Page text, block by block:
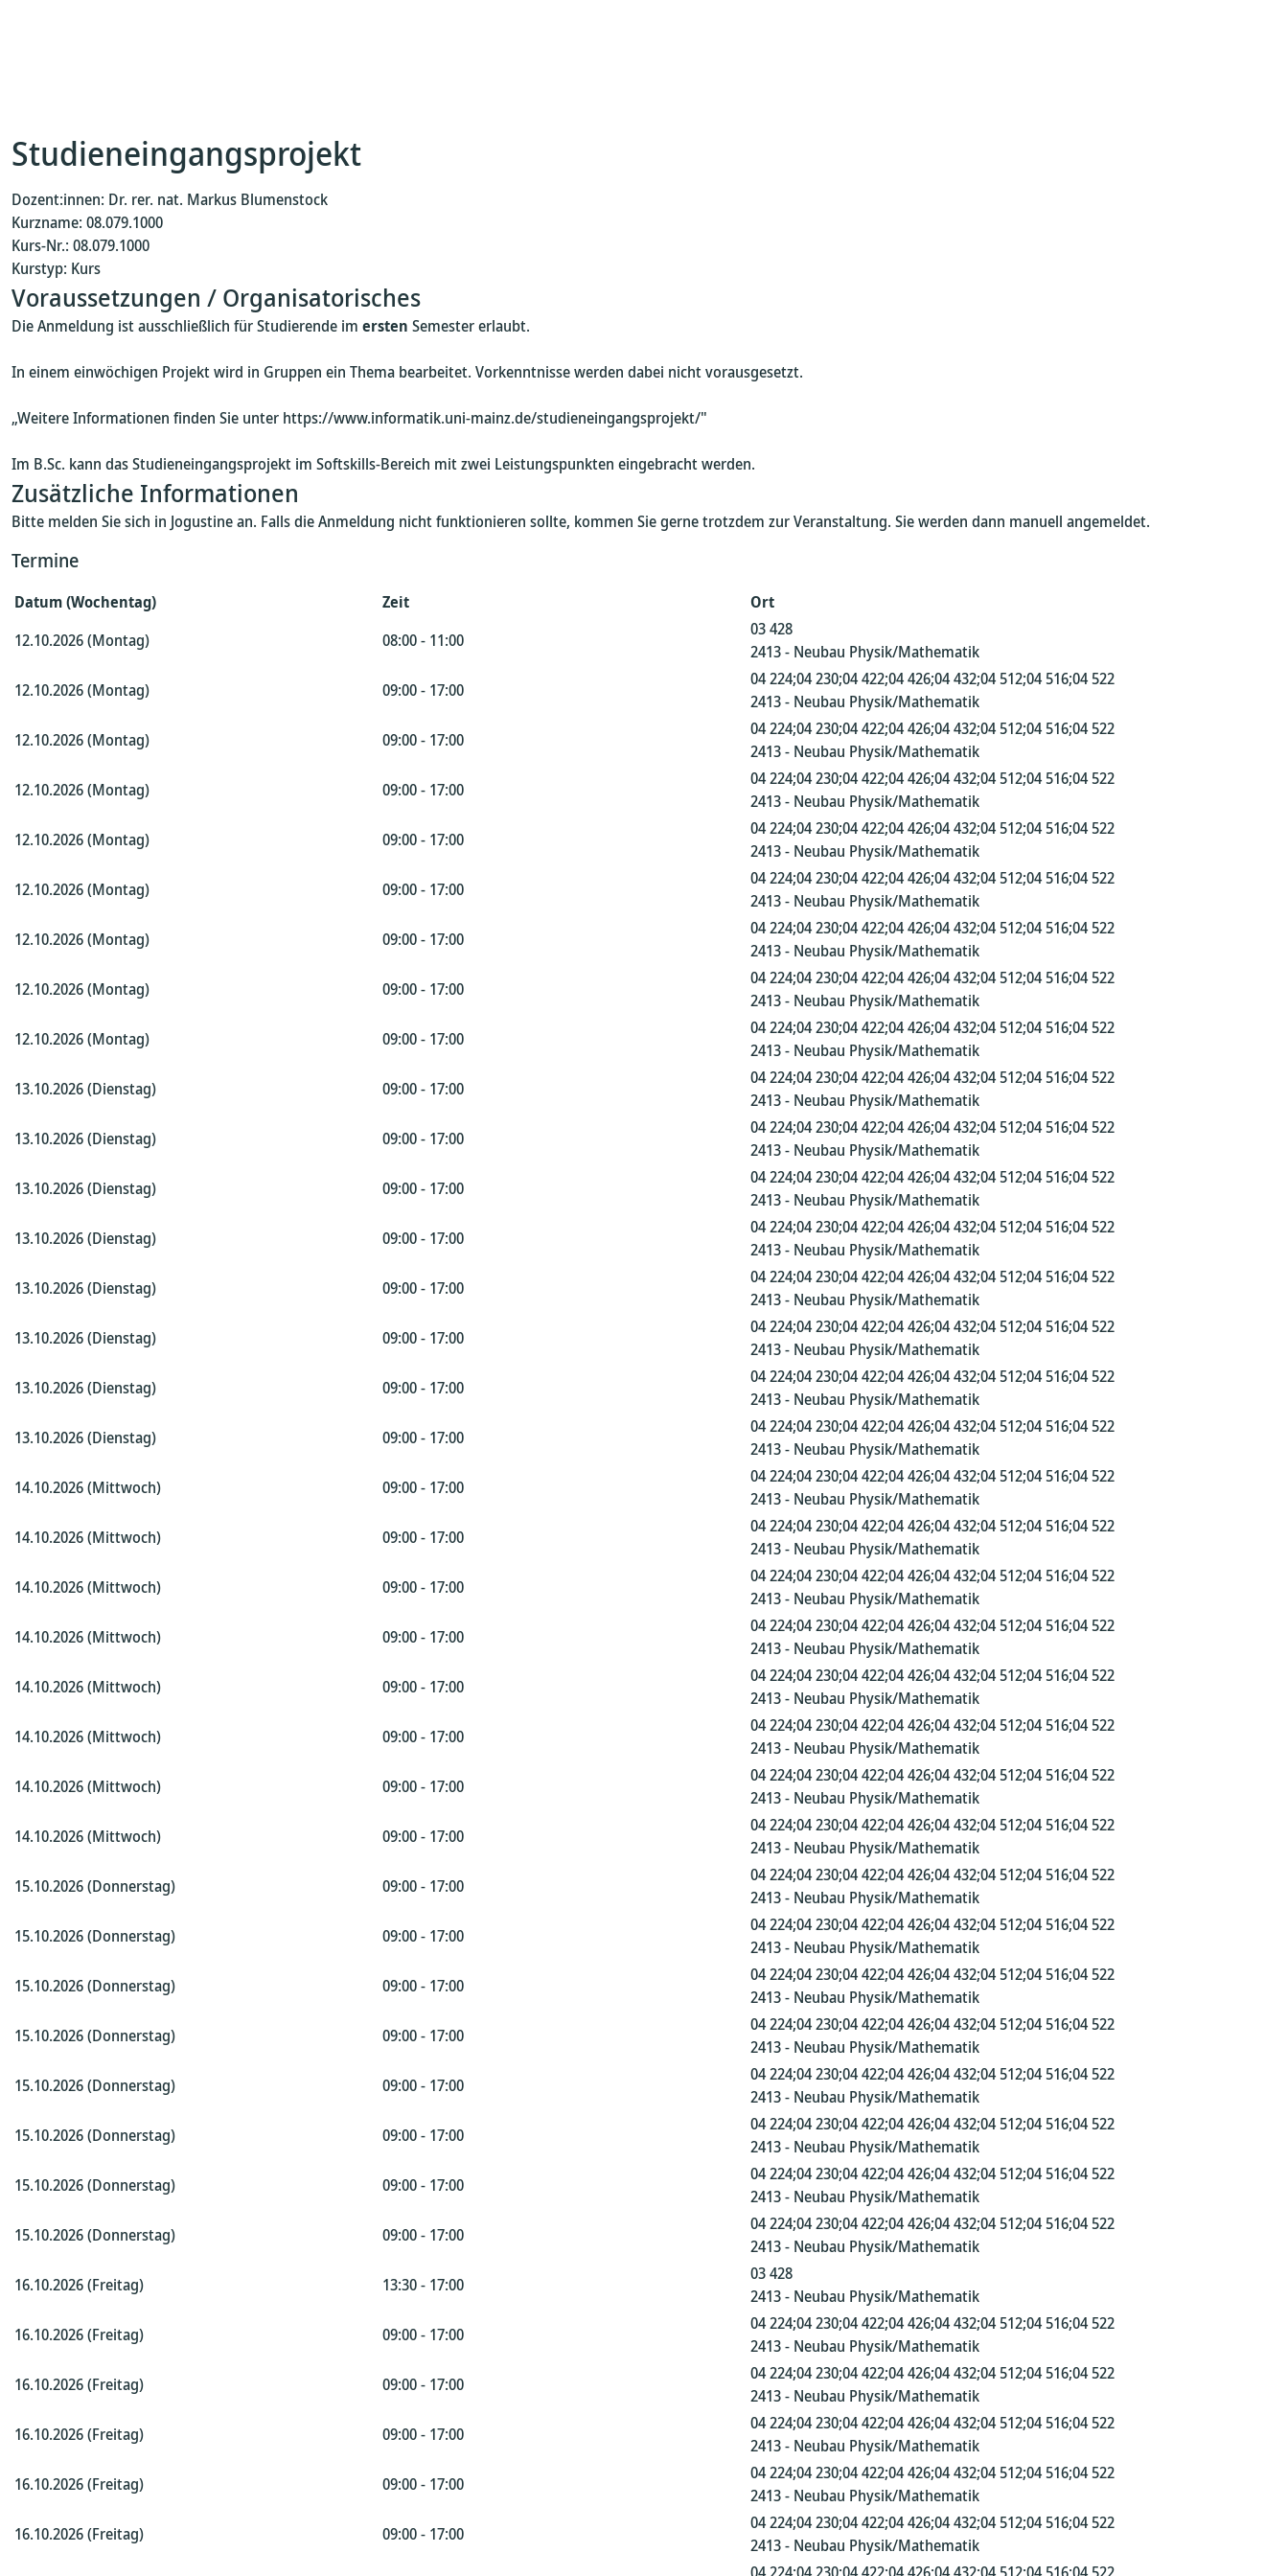
Studieneingangsprojekt
Dozent:innen: Dr. rer. nat. Markus Blumenstock
Kurzname: 08.079.1000
Kurs-Nr.: 08.079.1000
Kurstyp: Kurs
Voraussetzungen / Organisatorisches
Die Anmeldung ist ausschließlich für Studierende im ersten Semester erlaubt.
In einem einwöchigen Projekt wird in Gruppen ein Thema bearbeitet. Vorkenntnisse werden dabei nicht vorausgesetzt.
„Weitere Informationen finden Sie unter https://www.informatik.uni-mainz.de/studieneingangsprojekt/"
Im B.Sc. kann das Studieneingangsprojekt im Softskills-Bereich mit zwei Leistungspunkten eingebracht werden.
Zusätzliche Informationen
Bitte melden Sie sich in Jogustine an. Falls die Anmeldung nicht funktionieren sollte, kommen Sie gerne trotzdem zur Veranstaltung. Sie werden dann manuell angemeldet.
Termine
Datum (Wochentag) Zeit
Ort
12.10.2026 (Montag)
08:00 - 11:00
03 428
2413 - Neubau Physik/Mathematik
12.10.2026 (Montag)
09:00 - 17:00
04 224;04 230;04 422;04 426;04 432;04 512;04 516;04 522
2413 - Neubau Physik/Mathematik
12.10.2026 (Montag)
09:00 - 17:00
04 224;04 230;04 422;04 426;04 432;04 512;04 516;04 522
2413 - Neubau Physik/Mathematik
12.10.2026 (Montag)
09:00 - 17:00
04 224;04 230;04 422;04 426;04 432;04 512;04 516;04 522
2413 - Neubau Physik/Mathematik
12.10.2026 (Montag)
09:00 - 17:00
04 224;04 230;04 422;04 426;04 432;04 512;04 516;04 522
2413 - Neubau Physik/Mathematik
12.10.2026 (Montag)
09:00 - 17:00
04 224;04 230;04 422;04 426;04 432;04 512;04 516;04 522
2413 - Neubau Physik/Mathematik
12.10.2026 (Montag)
09:00 - 17:00
04 224;04 230;04 422;04 426;04 432;04 512;04 516;04 522
2413 - Neubau Physik/Mathematik
12.10.2026 (Montag)
09:00 - 17:00
04 224;04 230;04 422;04 426;04 432;04 512;04 516;04 522
2413 - Neubau Physik/Mathematik
12.10.2026 (Montag)
09:00 - 17:00
04 224;04 230;04 422;04 426;04 432;04 512;04 516;04 522
2413 - Neubau Physik/Mathematik
13.10.2026 (Dienstag)
09:00 - 17:00
04 224;04 230;04 422;04 426;04 432;04 512;04 516;04 522
2413 - Neubau Physik/Mathematik
13.10.2026 (Dienstag)
09:00 - 17:00
04 224;04 230;04 422;04 426;04 432;04 512;04 516;04 522
2413 - Neubau Physik/Mathematik
13.10.2026 (Dienstag)
09:00 - 17:00
04 224;04 230;04 422;04 426;04 432;04 512;04 516;04 522
2413 - Neubau Physik/Mathematik
13.10.2026 (Dienstag)
09:00 - 17:00
04 224;04 230;04 422;04 426;04 432;04 512;04 516;04 522
2413 - Neubau Physik/Mathematik
13.10.2026 (Dienstag)
09:00 - 17:00
04 224;04 230;04 422;04 426;04 432;04 512;04 516;04 522
2413 - Neubau Physik/Mathematik
13.10.2026 (Dienstag)
09:00 - 17:00
04 224;04 230;04 422;04 426;04 432;04 512;04 516;04 522
2413 - Neubau Physik/Mathematik
13.10.2026 (Dienstag)
09:00 - 17:00
04 224;04 230;04 422;04 426;04 432;04 512;04 516;04 522
2413 - Neubau Physik/Mathematik
13.10.2026 (Dienstag)
09:00 - 17:00
04 224;04 230;04 422;04 426;04 432;04 512;04 516;04 522
2413 - Neubau Physik/Mathematik
14.10.2026 (Mittwoch)
09:00 - 17:00
04 224;04 230;04 422;04 426;04 432;04 512;04 516;04 522
2413 - Neubau Physik/Mathematik
14.10.2026 (Mittwoch)
09:00 - 17:00
04 224;04 230;04 422;04 426;04 432;04 512;04 516;04 522
2413 - Neubau Physik/Mathematik
14.10.2026 (Mittwoch)
09:00 - 17:00
04 224;04 230;04 422;04 426;04 432;04 512;04 516;04 522
2413 - Neubau Physik/Mathematik
14.10.2026 (Mittwoch)
09:00 - 17:00
04 224;04 230;04 422;04 426;04 432;04 512;04 516;04 522
2413 - Neubau Physik/Mathematik
14.10.2026 (Mittwoch)
09:00 - 17:00
04 224;04 230;04 422;04 426;04 432;04 512;04 516;04 522
2413 - Neubau Physik/Mathematik
14.10.2026 (Mittwoch)
09:00 - 17:00
04 224;04 230;04 422;04 426;04 432;04 512;04 516;04 522
2413 - Neubau Physik/Mathematik
14.10.2026 (Mittwoch)
09:00 - 17:00
04 224;04 230;04 422;04 426;04 432;04 512;04 516;04 522
2413 - Neubau Physik/Mathematik
14.10.2026 (Mittwoch)
09:00 - 17:00
04 224;04 230;04 422;04 426;04 432;04 512;04 516;04 522
2413 - Neubau Physik/Mathematik
15.10.2026 (Donnerstag)
09:00 - 17:00
04 224;04 230;04 422;04 426;04 432;04 512;04 516;04 522
2413 - Neubau Physik/Mathematik
15.10.2026 (Donnerstag)
09:00 - 17:00
04 224;04 230;04 422;04 426;04 432;04 512;04 516;04 522
2413 - Neubau Physik/Mathematik
15.10.2026 (Donnerstag)
09:00 - 17:00
04 224;04 230;04 422;04 426;04 432;04 512;04 516;04 522
2413 - Neubau Physik/Mathematik
15.10.2026 (Donnerstag)
09:00 - 17:00
04 224;04 230;04 422;04 426;04 432;04 512;04 516;04 522
2413 - Neubau Physik/Mathematik
15.10.2026 (Donnerstag)
09:00 - 17:00
04 224;04 230;04 422;04 426;04 432;04 512;04 516;04 522
2413 - Neubau Physik/Mathematik
15.10.2026 (Donnerstag)
09:00 - 17:00
04 224;04 230;04 422;04 426;04 432;04 512;04 516;04 522
2413 - Neubau Physik/Mathematik
15.10.2026 (Donnerstag)
09:00 - 17:00
04 224;04 230;04 422;04 426;04 432;04 512;04 516;04 522
2413 - Neubau Physik/Mathematik
15.10.2026 (Donnerstag)
09:00 - 17:00
04 224;04 230;04 422;04 426;04 432;04 512;04 516;04 522
2413 - Neubau Physik/Mathematik
16.10.2026 (Freitag)
13:30 - 17:00
03 428
2413 - Neubau Physik/Mathematik
16.10.2026 (Freitag)
09:00 - 17:00
04 224;04 230;04 422;04 426;04 432;04 512;04 516;04 522
2413 - Neubau Physik/Mathematik
16.10.2026 (Freitag)
09:00 - 17:00
04 224;04 230;04 422;04 426;04 432;04 512;04 516;04 522
2413 - Neubau Physik/Mathematik
16.10.2026 (Freitag)
09:00 - 17:00
04 224;04 230;04 422;04 426;04 432;04 512;04 516;04 522
2413 - Neubau Physik/Mathematik
16.10.2026 (Freitag)
09:00 - 17:00
04 224;04 230;04 422;04 426;04 432;04 512;04 516;04 522
2413 - Neubau Physik/Mathematik
16.10.2026 (Freitag)
09:00 - 17:00
04 224;04 230;04 422;04 426;04 432;04 512;04 516;04 522
2413 - Neubau Physik/Mathematik